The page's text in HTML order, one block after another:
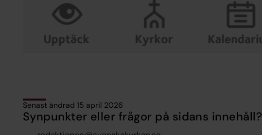
Senast ändrad 15 april 2026
Synpunkter eller frågor på sidans innehåll?